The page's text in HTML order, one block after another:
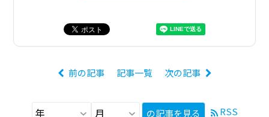
前の記事 記事一覧 次の記事
の記事を見る RSS